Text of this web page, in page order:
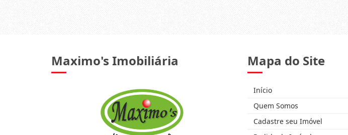
Maximo's Imobiliária Mapa do Site
Início
Quem Somos
Cadastre seu Imóvel